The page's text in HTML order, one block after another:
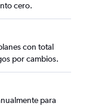
cero.
con total
por cambios.
para